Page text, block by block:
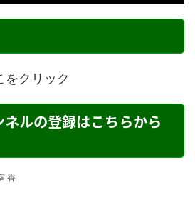
をクリック
ルの登録はこちらから